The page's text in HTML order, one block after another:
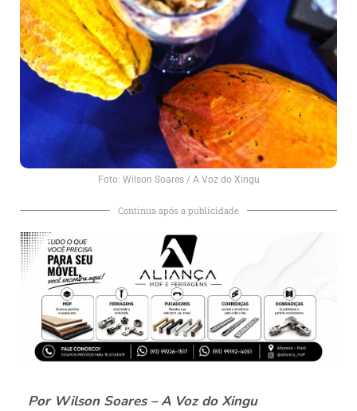
Foto: Wilson Soares / A Voz do Xingu
Continua após a publicidade
Por Wilson Soares – A Voz do Xingu